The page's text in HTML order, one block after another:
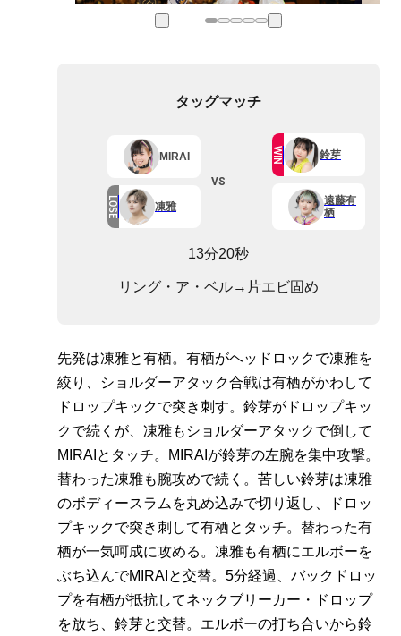
タッグマッチ
MIRAI
LOSE 凍雅
VS
WIN 鈴芽
遠藤有
栖
13分20秒
リング・ア・ベル→片エビ固め
先発は凍雅と有栖。有栖がヘッドロックで凍雅を
絞り、ショルダーアタック合戦は有栖がかわして
ドロップキックで突き刺す。鈴芽がドロップキッ
クで続くが、凍雅もショルダーアタックで倒して
MIRAIとタッチ。MIRAIが鈴芽の左腕を集中攻撃。
替わった凍雅も腕攻めで続く。苦しい鈴芽は凍雅
のボディースラムを丸め込みで切り返し、ドロッ
プキックで突き刺して有栖とタッチ。替わった有
栖が一気呵成に攻める。凍雅も有栖にエルボーを
ぶち込んでMIRAIと交替。5分経過、バックドロッ
プを有栖が抵抗してネックブリーカー・ドロップ
を放ち、鈴芽と交替。エルボーの打ち合いから鈴